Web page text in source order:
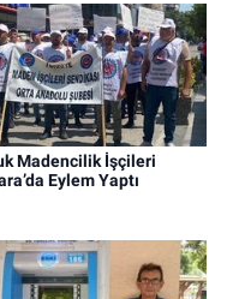
Madencilik İşçileri
Eylem Yaptı